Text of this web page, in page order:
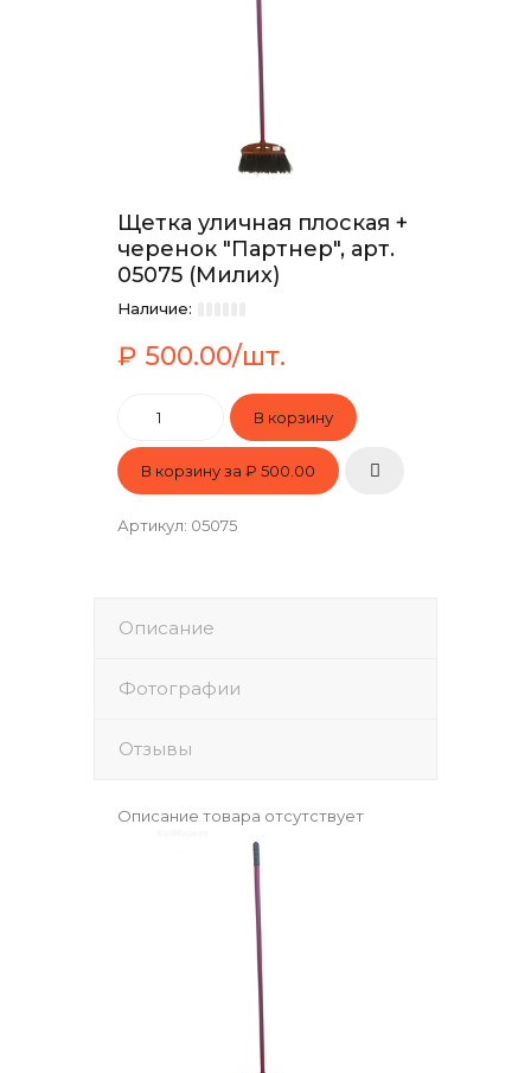
Щетка уличная плоская +
черенок "Партнер", арт.
05075 (Милих)
Наличие:
₽ 500.00/шт.
В корзину за ₽ 500.00
Артикул: 05075
Описание
Фотографии
Отзывы
Описание товара отсутствует